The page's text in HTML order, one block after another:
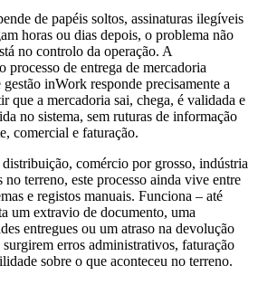
de papéis soltos, assinaturas ilegíveis
horas ou dias depois, o problema não
no controlo da operação. A
processo de entrega de mercadoria
inWork responde precisamente a
que a mercadoria sai, chega, é validada e
no sistema, sem ruturas de informação
comercial e faturação.
distribuição, comércio por grosso, indústria
no terreno, este processo ainda vive entre
e registos manuais. Funciona – até
um extravio de documento, uma
entregues ou um atraso na devolução
erros administrativos, faturação
sobre o que aconteceu no terreno.